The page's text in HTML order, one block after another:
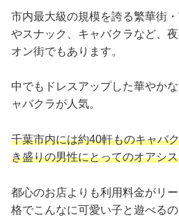
市内最大級の規模を誇る繁華街
やスナック、キャバクラなど、
オン街でもあります。
中でもドレスアップした華やか
ャバクラが人気。
千葉市内には約40軒ものキャバ
き盛りの男性にとってのオアシ
都心のお店よりも利用料金がリ
格でこんなに可愛い子と遊べる